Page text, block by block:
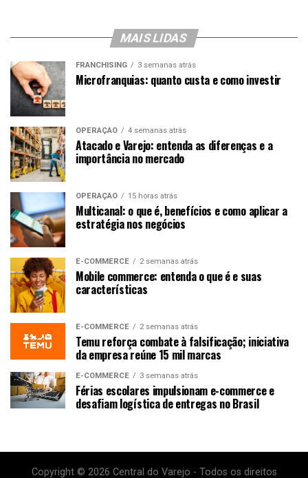
MAIS LIDAS
FRANCHISING 3 semanas atrás
Microfranquias: quanto custa e como investir
OPERAÇÃO 4 semanas atrás
Atacado e Varejo: entenda as diferenças e a
importância no mercado
OPERAÇÃO 15 horas atrás
Multicanal: o que é, benefícios e como aplicar a
estratégia nos negócios
E-COMMERCE 2 semanas atrás
Mobile commerce: entenda o que é e suas
características
E-COMMERCE 2 semanas atrás
Temu reforça combate à falsificação; iniciativa
da empresa reúne 15 mil marcas
E-COMMERCE 3 semanas atrás
Férias escolares impulsionam e-commerce e
desafiam logística de entregas no Brasil
Copyright © 2026 Central do Varejo - Todos os direitos